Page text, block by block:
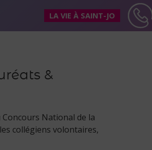
LA VIE À SAINT-JO
&
National de la
collégiens volontaires,